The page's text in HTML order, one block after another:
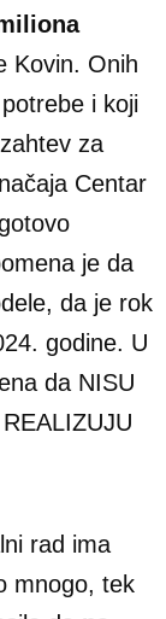
Kovin. Onih
i koji
za
Centar
je da
da je rok
godine. U
da NISU
rad ima
mnogo, tek